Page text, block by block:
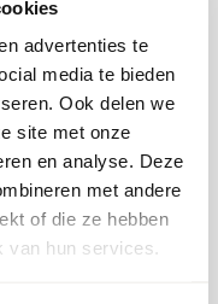
advertenties te
media te bieden
Ook delen we
site met onze
en analyse. Deze
met andere
of die ze hebben
van hun services.
20cm heb je circa
FunCakes
F20220